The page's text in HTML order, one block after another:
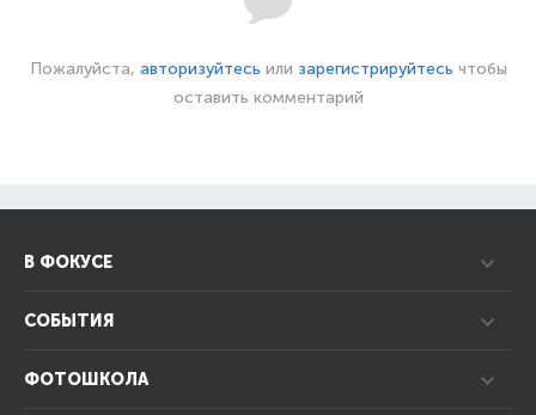
Пожалуйста, авторизуйтесь или зарегистрируйтесь чтобы
оставить комментарий
В ФОКУСЕ
СОБЫТИЯ
ФОТОШКОЛА